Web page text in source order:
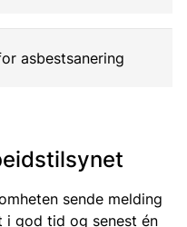
asbestsanering
sende melding
i god tid og senest én